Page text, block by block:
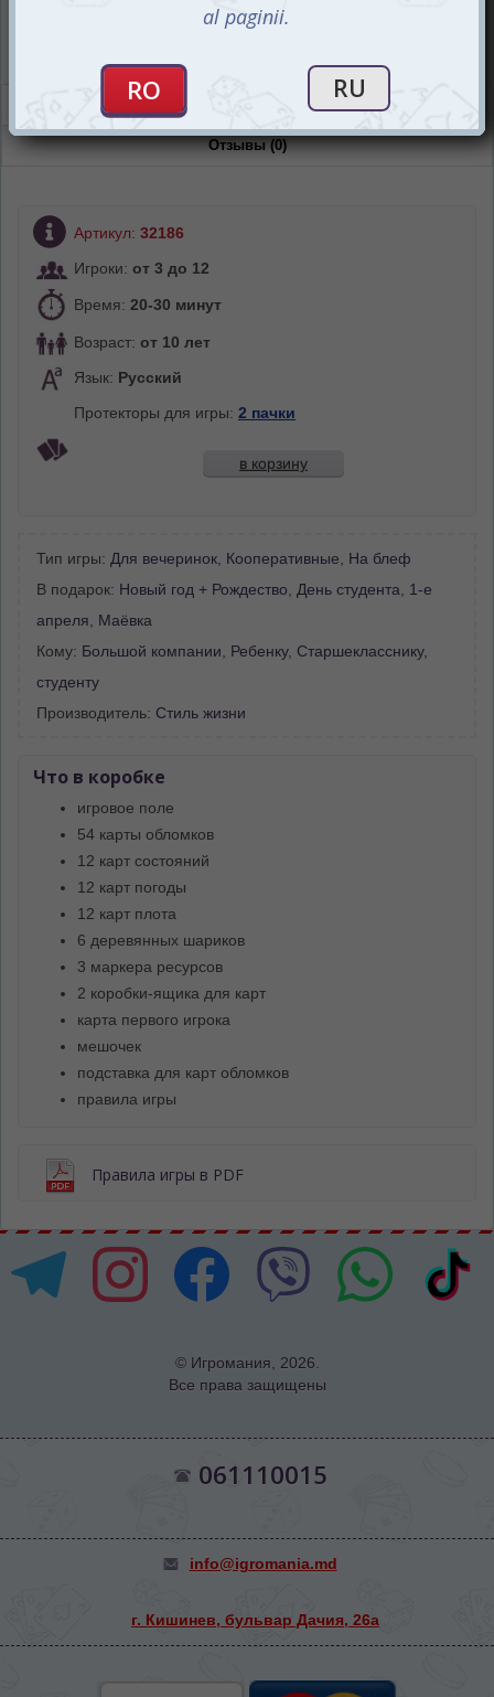
Отзывы (0)
Артикул: 32186
Игроки: от 3 до 12
Время: 20-30 минут
Возраст: от 10 лет
Язык: Русский
Протекторы для игры: 2 пачки
в корзину
Тип игры: Для вечеринок Кооперативные
На блеф
В подарок: Новый год + Рождество День студента
1-е
апреля
Маёвка
Кому: Большой компании Ребенку, Старшекласснику,
студенту
Производитель: Стиль жизни
Что в коробке
игровое поле
54 карты обломков
12 карт состояний
12 карт погоды
12 карт плота
6 деревянных шариков
3 маркера ресурсов
2 коробки-ящика для карт
карта первого игрока
мешочек
подставка для карт обломков
правила игры
Правила игры в PDF
© Игромания, 2026.
Все права защищены
061110015
info@igromania.md
г. Кишинев, бульвар Дачия, 26а